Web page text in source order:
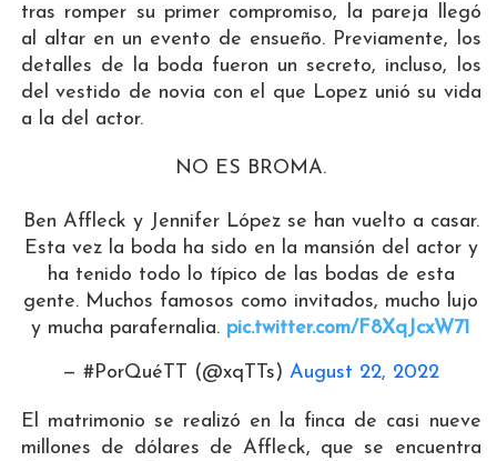
tras romper su primer compromiso, la pareja llegó
al altar en un evento de ensueño. Previamente, los
detalles de la boda fueron un secreto, incluso, los
del vestido de novia con el que Lopez unió su vida
a la del actor.
NO ES BROMA.
Ben Affleck y Jennifer López se han vuelto a casar.
Esta vez la boda ha sido en la mansión del actor y
ha tenido todo lo típico de las bodas de esta
gente. Muchos famosos como invitados, mucho lujo
y mucha parafernalia. pic.twitter.com/F8XqJcxW71
— #PorQuéTT (@xqTTs)August 22, 2022
El matrimonio se realizó en la finca de casi nueve
millones de dólares de Affleck, que se encuentra